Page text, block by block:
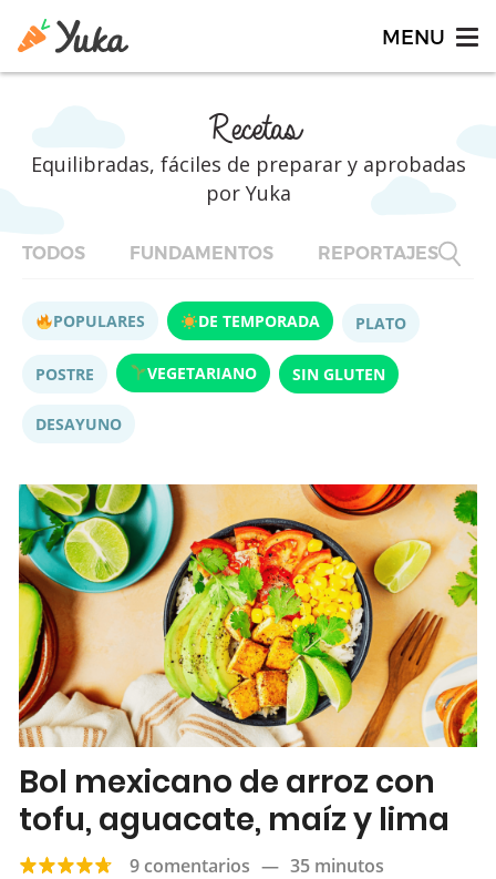
Recetas
Equilibradas, fáciles de preparar y aprobadas
por Yuka
TODOS FUNDAMENTOS REPORTAJES
POPULARES DE TEMPORADA PLATO
POSTRE VEGETARIANO SIN GLUTEN
DESAYUNO
Bol mexicano de arroz con
tofu, aguacate, maíz y lima
9 comentarios — 35 minutos